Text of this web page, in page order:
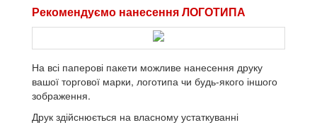
Рекомендуємо нанесення ЛОГОТИПА
На всі паперові пакети можливе нанесення друку
вашої торгової марки, логотипа чи будь-якого іншого
зображення.
Друк здійснюється на власному устаткуванні